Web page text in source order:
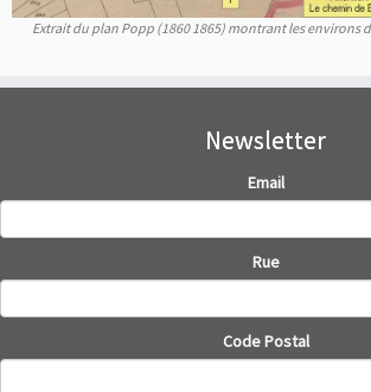
Extrait du plan Popp (1860 1865) montrant les environs
Newsletter
Email
Rue
Code Postal